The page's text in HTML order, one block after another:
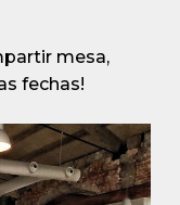
mesa,
fechas!